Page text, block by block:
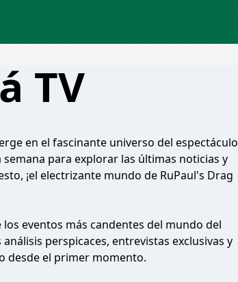
TV
en el fascinante universo del espectáculo
para explorar las últimas noticias y
¡el electrizante mundo de RuPaul's Drag
eventos más candentes del mundo del
perspicaces, entrevistas exclusivas y
desde el primer momento.